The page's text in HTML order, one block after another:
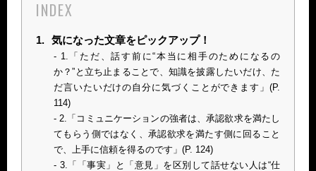
INDEX
1. 気になった文章をピックアップ！
1.「ただ、話す前に“本当に相手のためになるの
か？”と立ち止まることで、知識を披露したいだけ、た
だ言いたいだけの自分に気づくことができます」(P.
114)
2.「コミュニケーションの強者は、承認欲求を満たし
てもらう側ではなく、承認欲求を満たす側に回ること
で、上手に信頼を得るのです」(P. 124)
3.「「事実」と「意見」を区別して話せない人は“仕